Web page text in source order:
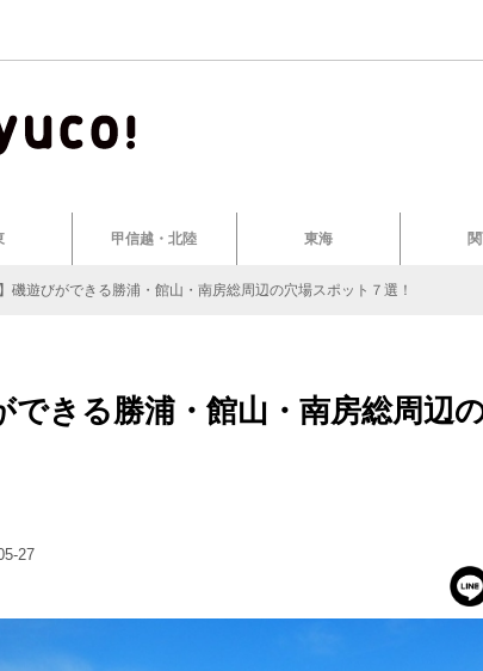
甲信越・北陸 東海
】磯遊びができる勝浦・館山・南房総周辺の穴場スポット７選！
できる勝浦・館山・南房総周辺
27